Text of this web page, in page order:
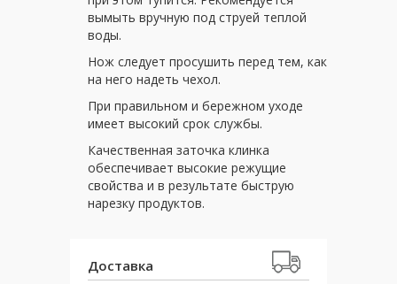
вымыть вручную под струей теплой
воды.
Нож следует просушить перед тем, как
на него надеть чехол.
При правильном и бережном уходе
имеет высокий срок службы.
Качественная заточка клинка
обеспечивает высокие режущие
свойства и в результате быструю
нарезку продуктов.
Доставка